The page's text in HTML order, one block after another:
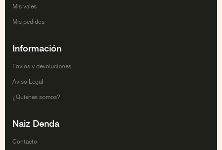
Mis vales
Mis pedidos
Información
Envíos y devoluciones
Aviso Legal
¿Quiénes somos?
Naiz Denda
Contacto